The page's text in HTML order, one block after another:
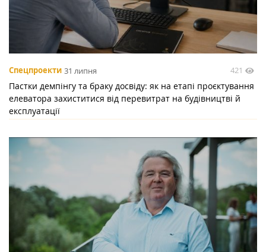
Спецпроекти 31 липня 421
Пастки демпінгу та браку досвіду: як на етапі проєктування
елеватора захиститися від перевитрат на будівництві й
експлуатації